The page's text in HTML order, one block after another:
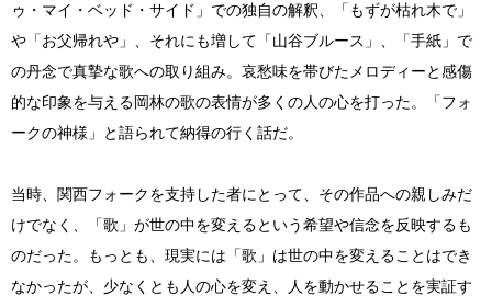
ゥ・マイ・ベッド・サイド」での独自の解釈、「もずが枯れ木で」
や「お父帰れや」、それにも増して「山谷ブルース」、「手紙」で
の丹念で真摯な歌への取り組み。哀愁味を帯びたメロディーと感傷
的な印象を与える岡林の歌の表情が多くの人の心を打った。「フォ
ークの神様」と語られて納得の行く話だ。
当時、関西フォークを支持した者にとって、その作品への親しみだ
けでなく、「歌」が世の中を変えるという希望や信念を反映するも
のだった。もっとも、現実には「歌」は世の中を変えることはでき
なかったが、少なくとも人の心を変え、人を動かせることを実証す